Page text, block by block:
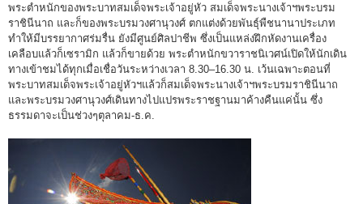
พระตำหนักของพระบาทสมเด็จพระเจ้าอยู่หัว สมเด็จพระนางเจ้าฯพระบรม
ราชินีนาถ และก็ของพระบรมวงศานุวงศ์ ตกแต่งด้วยพันธุ์พืชนานาประเภท
ทำให้มีบรรยากาศร่มรื่น ยังมีศูนย์ศิลปาชีพ ซึ่งเป็นแหล่งฝึกหัดงานเครื่อง
เคลือบแล้วก็เซรามิก แล้วก็ขายด้วย พระตำหนักขวาราชนิเวศน์เปิดให้นักเดิน
ทางเข้าชมได้ทุกเมื่อเชื่อวันระหว่างเวลา 8.30–16.30 น. เว้นเฉพาะตอนที่
พระบาทสมเด็จพระเจ้าอยู่หัวฯแล้วก็สมเด็จพระนางเจ้าฯพระบรมราชินีนาถ
และพระบรมวงศานุวงศ์เดินทางไปแปรพระราชฐานมาค้างคืนแค่นั้น ซึ่ง
ธรรมดาจะเป็นช่วงๆตุลาคม-ธ.ค.